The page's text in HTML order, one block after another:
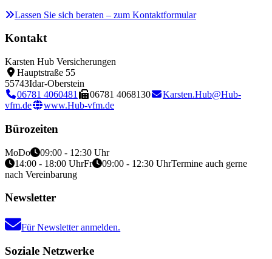
Lassen Sie sich beraten – zum Kontaktformular
Kontakt
Karsten Hub Versicherungen
Hauptstraße 55
55743Idar-Oberstein
06781 4060481
06781 4068130
Karsten.Hub@Hub-
vfm.de
www.Hub-vfm.de
Bürozeiten
MoDo
09:00 - 12:30 Uhr
14:00 - 18:00 UhrFr 09:00 - 12:30 UhrTermine auch gerne
nach Vereinbarung
Newsletter
Für Newsletter anmelden.
Soziale Netzwerke